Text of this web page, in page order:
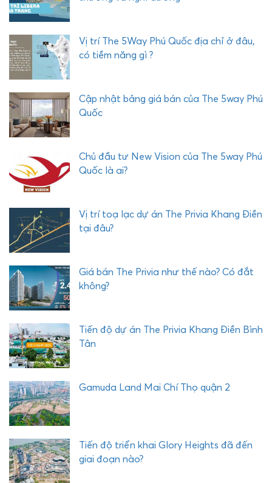
Vị trí The 5Way Phú Quốc địa chỉ ở đâu,
có tiềm năng gì ?
Cập nhật bảng giá bán của The 5way Phú
Quốc
Chủ đầu tư New Vision của The 5way Phú
Quốc là ai?
Vị trí toạ lạc dự án The Privia Khang Điền
tại đâu?
Giá bán The Privia như thế nào? Có đắt
không?
Tiến độ dự án The Privia Khang Điền Bình
Tân
Gamuda Land Mai Chí Thọ quận 2
Tiến độ triển khai Glory Heights đã đến
giai đoạn nào?